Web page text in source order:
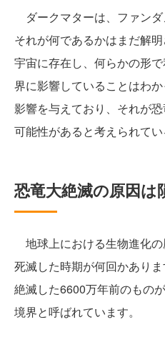
ダークマターは、ファン
それが何であるかはまだ解明
宇宙に存在し、何らかの形
界に影響していることはわ
影響を与えており、それが
可能性があると考えられてい
恐竜大絶滅の原因は
地球上における生物進化
死滅した時期が何回かあり
絶滅した6600万年前のもの
境界と呼ばれています。